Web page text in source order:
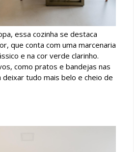
essa cozinha se destaca
que conta com uma marcenaria
e na cor verde clarinho.
como pratos e bandejas nas
tudo mais belo e cheio de